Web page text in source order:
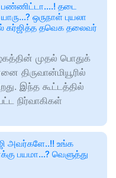
பண்ணிட்டா….! தடை
ஒருநாள் புயலா
கர்ஜித்த தவெக தலைவர்
முதல் பொதுக்
திருவான்மியூரில்
இந்த கூட்டத்தில்
நிர்வாகிகள்
அவர்களே..!! உங்க
பயமா…? வெளுத்து